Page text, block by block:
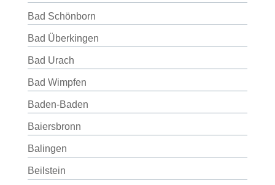
Bad Schönborn
Bad Überkingen
Bad Urach
Bad Wimpfen
Baden-Baden
Baiersbronn
Balingen
Beilstein